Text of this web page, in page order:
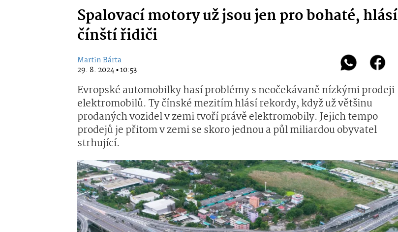
Spalovací motory už jsou jen pro bohaté, hlásí
čínští řidiči
Martin Bárta
29. 8. 2024 ▪ 10:53
Evropské automobilky hasí problémy s neočekávaně nízkými prodeji
elektromobilů. Ty čínské mezitím hlásí rekordy, když už většinu
prodaných vozidel v zemi tvoří právě elektromobily. Jejich tempo
prodejů je přitom v zemi se skoro jednou a půl miliardou obyvatel
strhující.